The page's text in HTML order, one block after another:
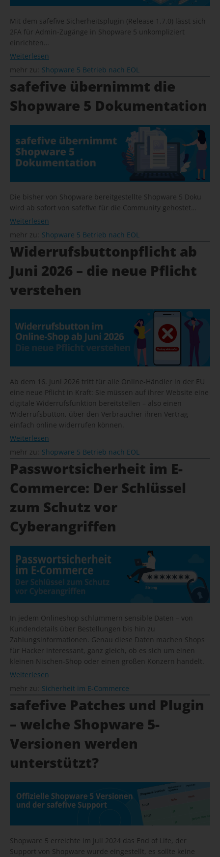
Mit dem safefive Sicherheitsplugin (Release 1.7.0) lässt sich
2FA für Admin-Zugänge in Shopware 5 unkompliziert
einrichten…
Weiterlesen
mehr zu: Shopware 5 Betrieb nach EOL
safefive übernimmt die
Shopware 5 Dokumentation
Die bisher von Shopware bereitgestellte Shopware 5 Doku
wird ab sofort von safefive für die Community gehostet…
Weiterlesen
mehr zu: Shopware 5 Betrieb nach EOL
Widerrufsbuttonpflicht ab
Juni 2026 – die neue Pflicht
verstehen
Ab dem 16. Juni 2026 tritt für alle Online-Händler in der EU
eine neue Pflicht in Kraft: Sie müssen auf ihrer Website eine
digitale Widerrufsfunktion bereitstellen – also einen
Widerrufsbutton, über den Verbraucher ihren Vertrag
einfach online widerrufen können.
Weiterlesen
mehr zu: Shopware 5 Betrieb nach EOL
Passwortsicherheit im E-
Commerce: Der Schlüssel
zum Schutz vor
Cyberangriffen
In jedem Onlineshop schlummern sensible Daten – von
Kundendetails über Bestellungen bis hin zu
Zahlungsinformationen. Genau diese Daten machen Shops
für Hacker interessant, ganz gleich, ob es sich um einen
kleinen Nischen-Shop oder einen großen Konzern handelt.
Weiterlesen
mehr zu: Sicherheit im E-Commerce
safefive Patches und Plugin
– welche Shopware 5-
Versionen werden
unterstützt?
Shopware 5 erreichte im Juli 2024 das End of Life, der
Support von Shopware wurde eingestellt, es sollte keine